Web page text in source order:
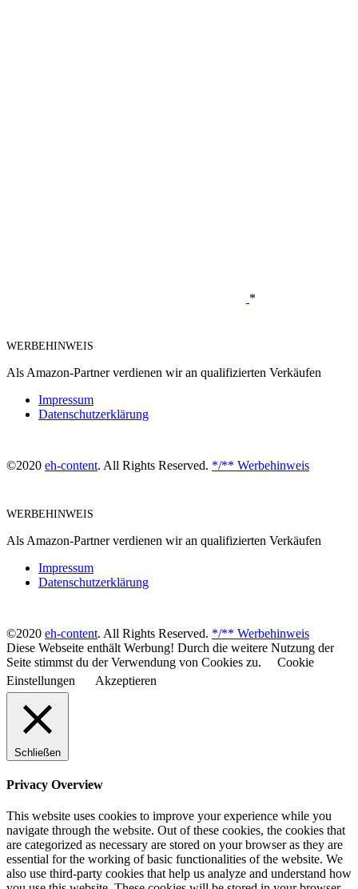
*
WERBEHINWEIS
Als Amazon-Partner verdienen wir an qualifizierten Verkäufen
Impressum
Datenschutzerklärung
©2020 eh-content. All Rights Reserved. */** Werbehinweis
WERBEHINWEIS
Als Amazon-Partner verdienen wir an qualifizierten Verkäufen
Impressum
Datenschutzerklärung
©2020 eh-content. All Rights Reserved. */** Werbehinweis
Diese Webseite enthält Werbung! Durch die weitere Nutzung der
Seite stimmst du der Verwendung von Cookies zu.
Cookie
Einstellungen
Akzeptieren
Schließen
Privacy Overview
This website uses cookies to improve your experience while you
navigate through the website. Out of these cookies, the cookies that
are categorized as necessary are stored on your browser as they are
essential for the working of basic functionalities of the website. We
also use third-party cookies that help us analyze and understand how